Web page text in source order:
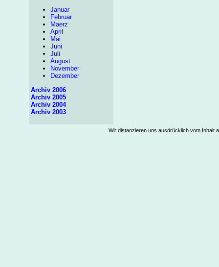
Januar
Februar
Maerz
April
Mai
Juni
Juli
August
November
Dezember
Archiv 2006
Archiv 2005
Archiv 2004
Archiv 2003
Wir distanzieren uns ausdrücklich vom Inhalt